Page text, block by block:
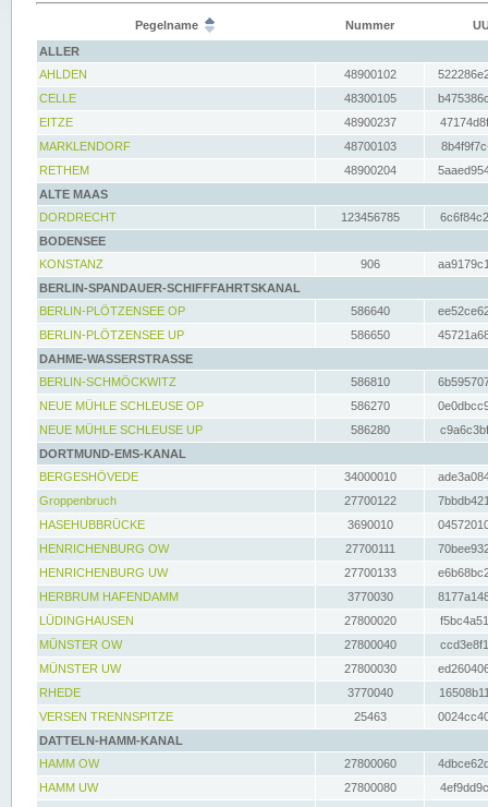
Pegelname Nummer
ALLER
AHLDEN
48900102
CELLE
48300105
EITZE
48900237
MARKLENDORF
48700103
RETHEM
48900204
ALTE MAAS
DORDRECHT
123456785
BODENSEE
KONSTANZ
906
BERLIN-SPANDAUER-SCHIFFFAHRTSKANAL
BERLIN-PLÖTZENSEE OP
586640
BERLIN-PLÖTZENSEE UP
586650
DAHME-WASSERSTRASSE
BERLIN-SCHMÖCKWITZ
586810
NEUE MÜHLE SCHLEUSE OP
586270
NEUE MÜHLE SCHLEUSE UP
586280
DORTMUND-EMS-KANAL
BERGESHÖVEDE
34000010
Groppenbruch
27700122
HASEHUBBRÜCKE
3690010
HENRICHENBURG OW
27700111
HENRICHENBURG UW
27700133
HERBRUM HAFENDAMM
3770030
LÜDINGHAUSEN
27800020
MÜNSTER OW
27800040
MÜNSTER UW
27800030
RHEDE
3770040
VERSEN TRENNSPITZE
25463
DATTELN-HAMM-KANAL
HAMM OW
27800060
HAMM UW
27800080